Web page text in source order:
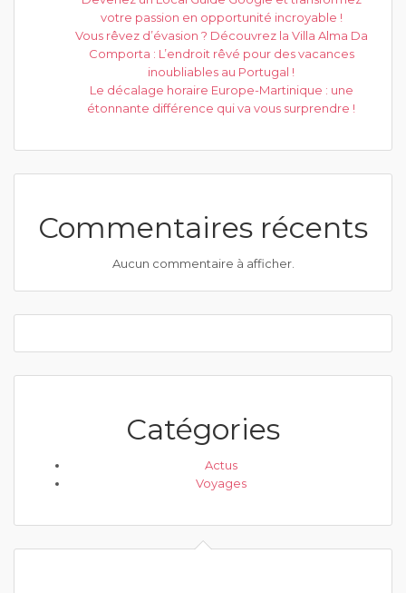
votre passion en opportunité incroyable !
Vous rêvez d’évasion ? Découvrez la Villa Alma Da
Comporta : L’endroit rêvé pour des vacances
inoubliables au Portugal !
Le décalage horaire Europe-Martinique : une
étonnante différence qui va vous surprendre !
Commentaires récents
Aucun commentaire à afficher.
Catégories
Actus
Voyages